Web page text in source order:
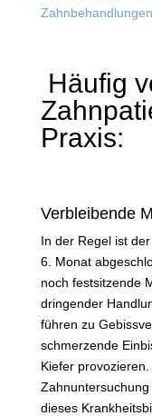
Zahnbehandlungen
Häufig
Praxis:
Verbleibende
In der Regel ist
6. Monat
noch festsitzende
dringender
führen zu
schmerzende
Kiefer
dieses